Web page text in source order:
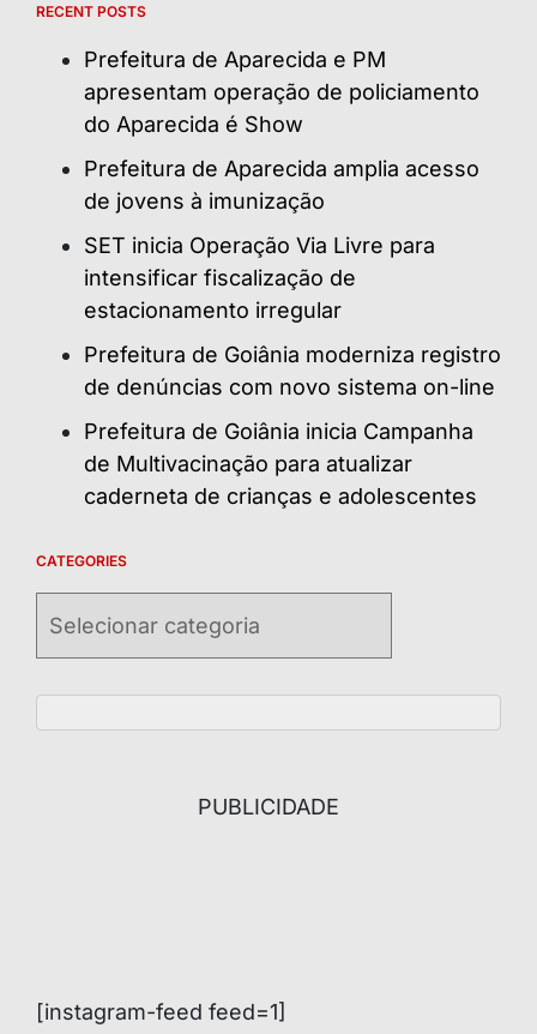
RECENT POSTS
Prefeitura de Aparecida e PM
apresentam operação de policiamento
do Aparecida é Show
Prefeitura de Aparecida amplia acesso
de jovens à imunização
SET inicia Operação Via Livre para
intensificar fiscalização de
estacionamento irregular
Prefeitura de Goiânia moderniza registro
de denúncias com novo sistema on-line
Prefeitura de Goiânia inicia Campanha
de Multivacinação para atualizar
caderneta de crianças e adolescentes
CATEGORIES
PUBLICIDADE
[instagram-feed feed=1]